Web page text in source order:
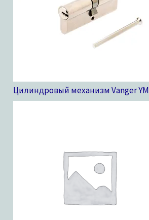
Цилиндровый механизм Vanger YM